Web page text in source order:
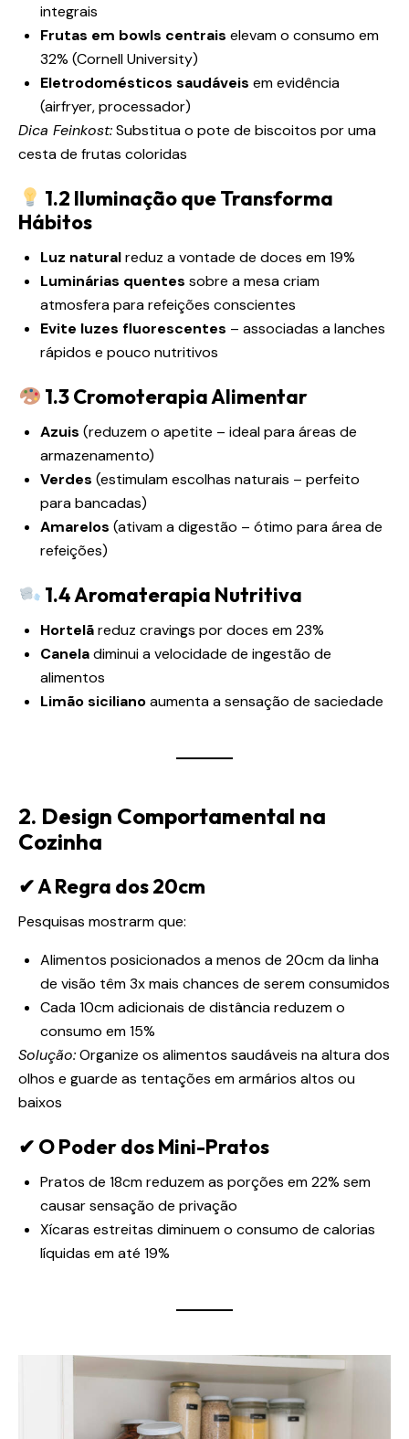
integrais
Frutas em bowls centrais elevam o consumo em
32% (Cornell University)
Eletrodomésticos saudáveis em evidência
(airfryer, processador)
Dica Feinkost:Substitua o pote de biscoitos por uma
cesta de frutas coloridas
1.2 Iluminação que Transforma
Hábitos
Luz naturalreduz a vontade de doces em 19%
Luminárias quentes sobre a mesa criam
atmosfera para refeições conscientes
Evite luzes fluorescentes – associadas a lanches
rápidos e pouco nutritivos
1.3 Cromoterapia Alimentar
Azuis (reduzem o apetite – ideal para áreas de
armazenamento)
Verdes (estimulam escolhas naturais – perfeito
para bancadas)
Amarelos (ativam a digestão – ótimo para área de
refeições)
1.4 Aromaterapia Nutritiva
Hortelãreduz cravings por doces em 23%
Caneladiminui a velocidade de ingestão de
alimentos
Limão sicilianoaumenta a sensação de saciedade
2. Design Comportamental na
Cozinha
✔ A Regra dos 20cm
Pesquisas mostrarm que:
Alimentos posicionados a menos de 20cm da linha
de visão têm 3x mais chances de serem consumidos
Cada 10cm adicionais de distância reduzem o
consumo em 15%
Solução:Organize os alimentos saudáveis na altura dos
olhos e guarde as tentações em armários altos ou
baixos
✔ O Poder dos Mini-Pratos
Pratos de 18cm reduzem as porções em 22% sem
causar sensação de privação
Xícaras estreitas diminuem o consumo de calorias
líquidas em até 19%